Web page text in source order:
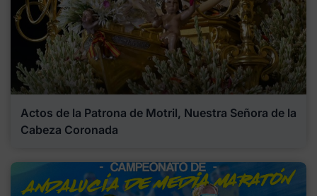
Actos de la Patrona de Motril, Nuestra Señora de la
Cabeza Coronada